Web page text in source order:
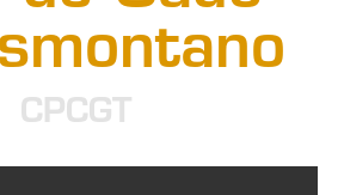
CPCGT